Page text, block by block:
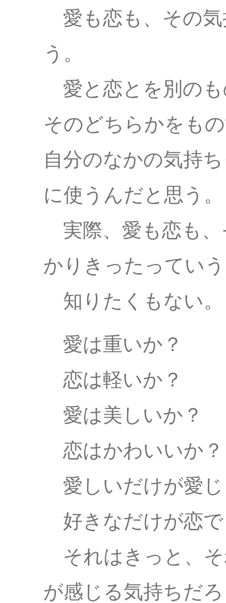
愛も恋も、その気
う。
愛と恋とを別の
そのどちらかをも
自分のなかの気持
に使うんだと思う。
実際、愛も恋も、
かりきったってい
知りたくもない。
愛は重いか？
恋は軽いか？
愛は美しいか？
恋はかわいいか？
愛しいだけが愛
好きなだけが恋
それはきっと、
が感じる気持ちだ